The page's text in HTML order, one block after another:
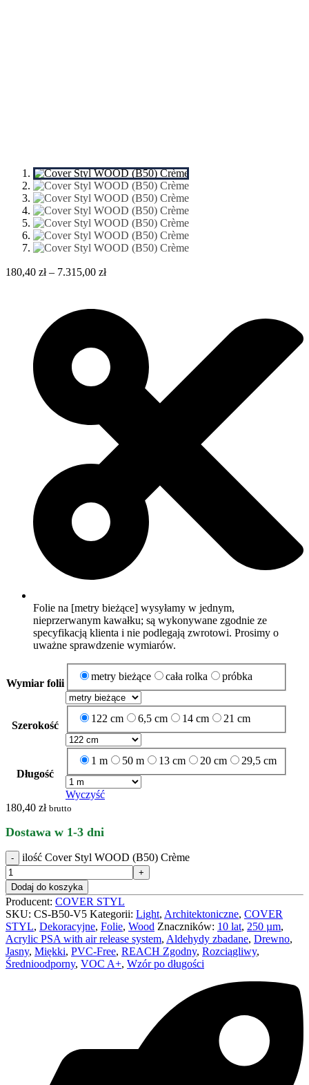
180,40 zł– 7.315,00 zł
Folie na [metry bieżące] wysyłamy w jednym,
nieprzerwanym kawałku; są wykonywane zgodnie ze
specyfikacją klienta i nie podlegają zwrotowi. Prosimy o
uważne sprawdzenie wymiarów.
Wymiar folii
metry bieżące cała rolka próbka
Szerokość
122 cm 6,5 cm 14 cm 21 cm
Długość
1 m 50 m 13 cm 20 cm 29,5 cm
Wyczyść
180,40 zł brutto
Dostawa w 1-3 dni
ilość Cover Styl WOOD (B50) Crème
Dodaj do koszyka
Producent: COVER STYL
SKU: CS-B50-V5 Kategorii: Light, Architektoniczne, COVER
STYL, Dekoracyjne, Folie, Wood Znaczników: 10 lat, 250 µm,
Acrylic PSA with air release system, Aldehydy zbadane, Drewno,
Jasny, Miękki, PVC-Free, REACH Zgodny, Rozciągliwy,
Średnioodporny, VOC A+, Wzór po długości